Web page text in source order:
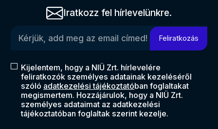
Iratkozz fel hírlevelünkre.
Feliratkozás
Kijelentem, hogy a NIÜ Zrt. hírlevelére
feliratkozók személyes adatainak kezeléséről
szóló adatkezelési tájékoztatóban foglaltakat
megismertem. Hozzájárulok, hogy a NIÜ Zrt.
személyes adataimat az adatkezelési
tájékoztatóban foglaltak szerint kezelje.